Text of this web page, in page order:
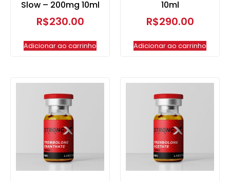
Slow – 200mg 10ml
R$230.00
Adicionar ao carrinho
10ml
R$290.00
Adicionar ao carrinho